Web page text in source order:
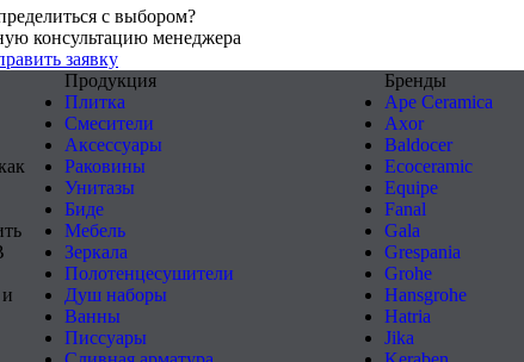
с выбором?
консультацию менеджера
заявку
Продукция
Плитка
Смесители
Аксессуары
Раковины
Унитазы
Биде
Мебель
Зеркала
Полотенцесушители
Душ наборы
Ванны
Писсуары
Бренды
Ape Ceramica
Axor
Baldocer
Ecoceramic
Equipe
Fanal
Gala
Grespania
Grohe
Hansgrohe
Hatria
Jika